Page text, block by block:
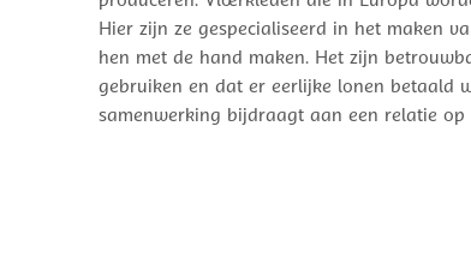
Hier zijn ze gespecialiseerd in het maken
hen met de hand maken. Het zijn
gebruiken en dat er eerlijke lonen betaald
samenwerking bijdraagt aan een relatie